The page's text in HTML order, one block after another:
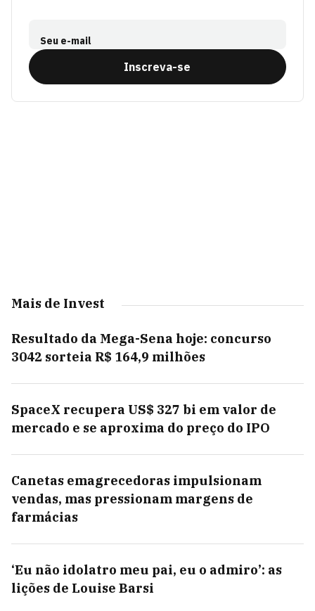
Seu e-mail
Inscreva-se
Mais de Invest
Resultado da Mega-Sena hoje: concurso
3042 sorteia R$ 164,9 milhões
SpaceX recupera US$ 327 bi em valor de
mercado e se aproxima do preço do IPO
Canetas emagrecedoras impulsionam
vendas, mas pressionam margens de
farmácias
‘Eu não idolatro meu pai, eu o admiro’: as
lições de Louise Barsi